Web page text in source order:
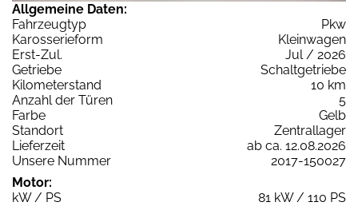
Allgemeine Daten:
Fahrzeugtyp
Pkw
Karosserieform
Kleinwagen
Erst-Zul.
Jul / 2026
Getriebe
Schaltgetriebe
Kilometerstand
10 km
Anzahl der Türen
5
Farbe
Gelb
Standort
Zentrallager
Lieferzeit
ab ca. 12.08.2026
Unsere Nummer
2017-150027
Motor:
kW / PS
81 kW / 110 PS